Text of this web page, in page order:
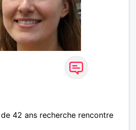
42 ans recherche rencontre